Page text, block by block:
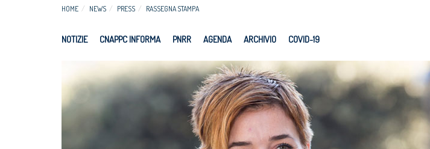
HOME NEWS PRESS RASSEGNA STAMPA
NOTIZIE CNAPPC INFORMA PNRR AGENDA ARCHIVIO COVID-19